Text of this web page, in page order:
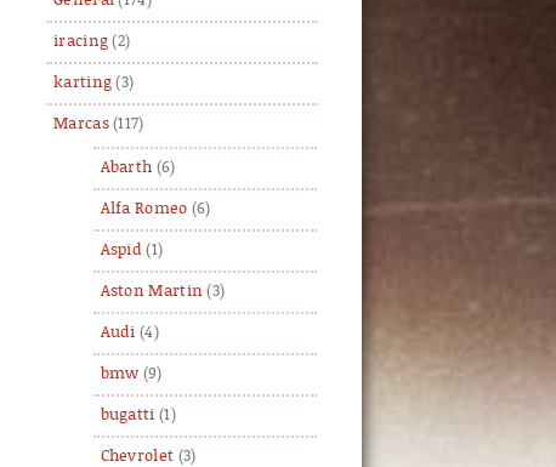
iracing (2)
karting (3)
Marcas(117)
Abarth (6)
Alfa Romeo (6)
Aspid (1)
Aston Martin (3)
Audi (4)
bmw (9)
bugatti (1)
Chevrolet (3)